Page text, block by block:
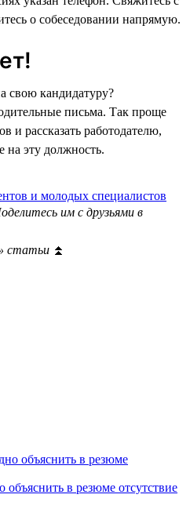
о собеседовании напрямую.
свою кандидатуру?
письма. Так проще
и рассказать работодателю,
на эту должность.
и молодых специалистов
им с друзьями в
статьи ⏫
объяснить в резюме отсутствие